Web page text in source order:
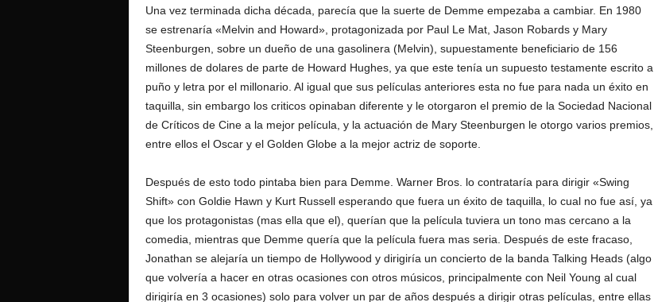
Una vez terminada dicha década, parecía que la suerte de Demme empezaba a cambiar. En 1980
se estrenaría «Melvin and Howard», protagonizada por Paul Le Mat, Jason Robards y Mary
Steenburgen, sobre un dueño de una gasolinera (Melvin), supuestamente beneficiario de 156
millones de dolares de parte de Howard Hughes, ya que este tenía un supuesto testamente escrito a
puño y letra por el millonario. Al igual que sus películas anteriores esta no fue para nada un éxito en
taquilla, sin embargo los criticos opinaban diferente y le otorgaron el premio de la Sociedad Nacional
de Críticos de Cine a la mejor película, y la actuación de Mary Steenburgen le otorgo varios premios,
entre ellos el Oscar y el Golden Globe a la mejor actriz de soporte.
Después de esto todo pintaba bien para Demme. Warner Bros. lo contrataría para dirigir «Swing
Shift» con Goldie Hawn y Kurt Russell esperando que fuera un éxito de taquilla, lo cual no fue así, ya
que los protagonistas (mas ella que el), querían que la película tuviera un tono mas cercano a la
comedia, mientras que Demme quería que la película fuera mas seria. Después de este fracaso,
Jonathan se alejaría un tiempo de Hollywood y dirigiría un concierto de la banda Talking Heads (algo
que volvería a hacer en otras ocasiones con otros músicos, principalmente con Neil Young al cual
dirigiría en 3 ocasiones) solo para volver un par de años después a dirigir otras películas, entre ellas